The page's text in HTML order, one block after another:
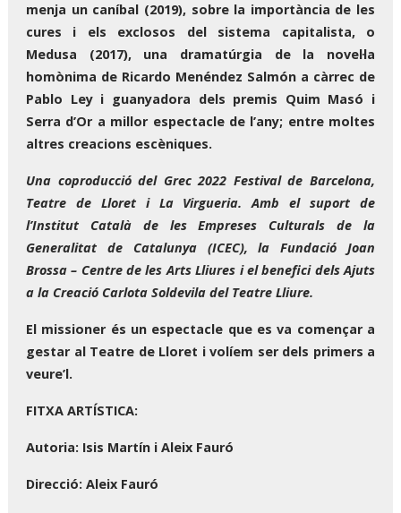
menja un caníbal (2019), sobre la importància de les
cures i els exclosos del sistema capitalista, o
Medusa (2017), una dramatúrgia de la novel·la
homònima de Ricardo Menéndez Salmón a càrrec de
Pablo Ley i guanyadora dels premis Quim Masó i
Serra d’Or a millor espectacle de l’any; entre moltes
altres creacions escèniques.
Una coproducció del Grec 2022 Festival de Barcelona,
Teatre de Lloret i La Virgueria. Amb el suport de
l’Institut Català de les Empreses Culturals de la
Generalitat de Catalunya (ICEC), la Fundació Joan
Brossa – Centre de les Arts Lliures i el benefici dels Ajuts
a la Creació Carlota Soldevila del Teatre Lliure.
El missioner és un espectacle que es va començar a
gestar al Teatre de Lloret i volíem ser dels primers a
veure’l.
FITXA ARTÍSTICA:
Autoria: Isis Martín i Aleix Fauró
Direcció: Aleix Fauró